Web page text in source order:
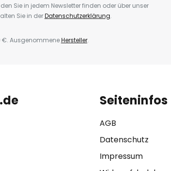
Sie in jedem Newsletter finden oder über unser
Sie in derDatenschutzerklärung.
€. AusgenommeneHersteller.
Seiteninfos
AGB
Datenschutz
Impressum